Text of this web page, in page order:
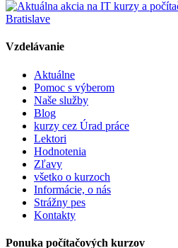
Vzdelávanie
Aktuálne
Pomoc s výberom
Naše služby
Blog
kurzy cez Úrad práce
Lektori
Hodnotenia
Zľavy
všetko o kurzoch
Informácie, o nás
Strážny pes
Kontakty
Ponuka počítačových kurzov